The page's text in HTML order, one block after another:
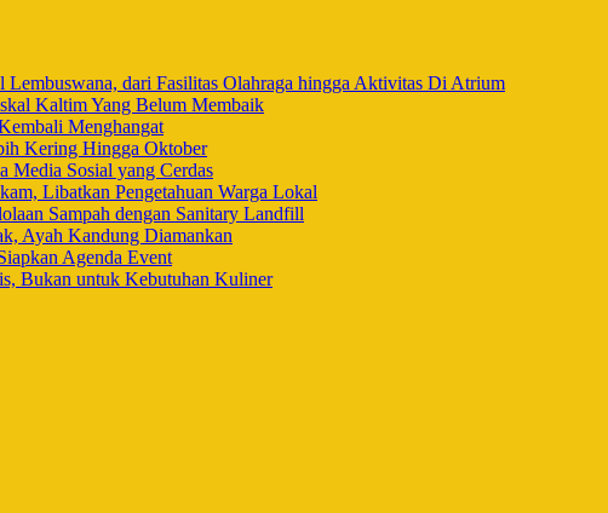
dari Fasilitas Olahraga hingga Aktivitas Di Atrium
Kaltim Yang Belum Membaik
Menghangat
Kering Hingga Oktober
Media Sosial yang Cerdas
Libatkan Pengetahuan Warga Lokal
Sampah dengan Sanitary Landfill
Ayah Kandung Diamankan
Agenda Event
Bukan untuk Kebutuhan Kuliner